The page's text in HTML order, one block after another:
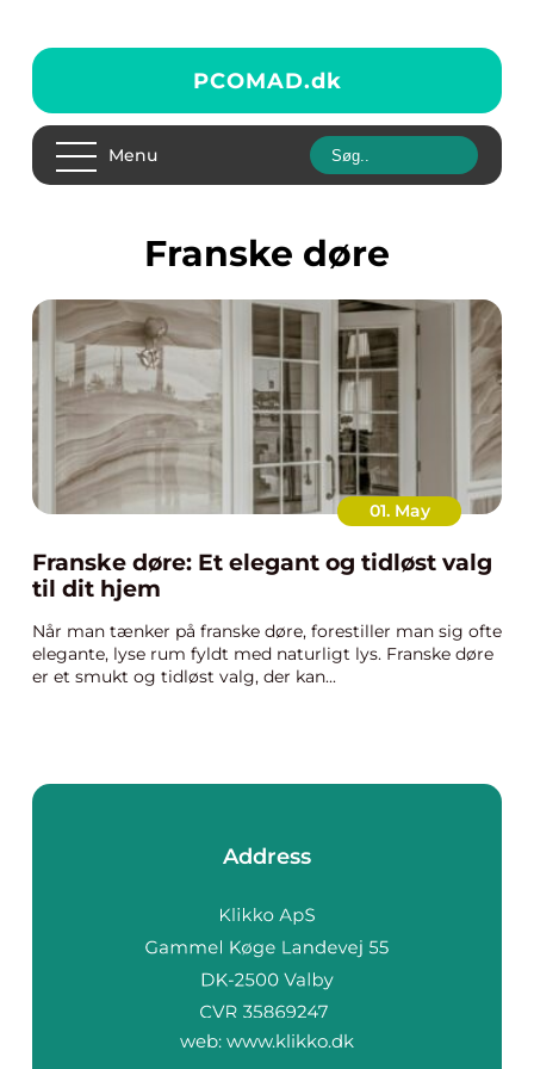
PCOMAD.dk
Menu
franske døre
01. May
Franske døre: Et elegant og tidløst valg
til dit hjem
Når man tænker på franske døre, forestiller man sig ofte
elegante, lyse rum fyldt med naturligt lys. Franske døre
er et smukt og tidløst valg, der kan...
Address
web: www.klikko.dk